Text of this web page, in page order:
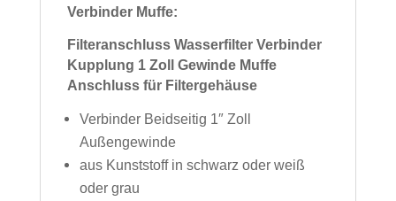
Verbinder Muffe:
Filteranschluss Wasserfilter Verbinder
Kupplung 1 Zoll Gewinde Muffe
Anschluss für Filtergehäuse
Verbinder Beidseitig 1″ Zoll
Außengewinde
aus Kunststoff in schwarz oder weiß
oder grau